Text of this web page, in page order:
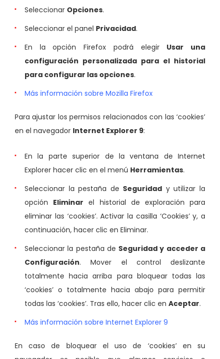
Seleccionar Opciones.
Seleccionar el panel Privacidad.
En la opción Firefox podrá elegir Usar una
configuración personalizada para el historial
para configurar las opciones.
Más información sobre Mozilla Firefox
Para ajustar los permisos relacionados con las ‘cookies’
en el navegador Internet Explorer 9:
En la parte superior de la ventana de Internet
Explorer hacer clic en el menú Herramientas.
Seleccionar la pestaña de Seguridad y utilizar la
opción Eliminar el historial de exploración para
eliminar las ‘cookies’. Activar la casilla ‘Cookies’ y, a
continuación, hacer clic en Eliminar.
Seleccionar la pestaña de Seguridad y acceder a
Configuración. Mover el control deslizante
totalmente hacia arriba para bloquear todas las
‘cookies’ o totalmente hacia abajo para permitir
todas las ‘cookies’. Tras ello, hacer clic en Aceptar.
Más información sobre Internet Explorer 9
En caso de bloquear el uso de ‘cookies’ en su